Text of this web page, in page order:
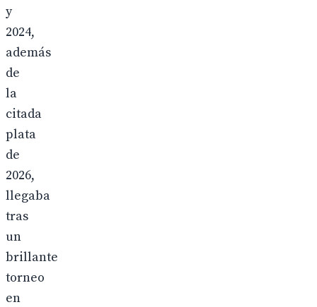
y
2024,
además
de
la
citada
plata
de
2026,
llegaba
tras
un
brillante
torneo
en